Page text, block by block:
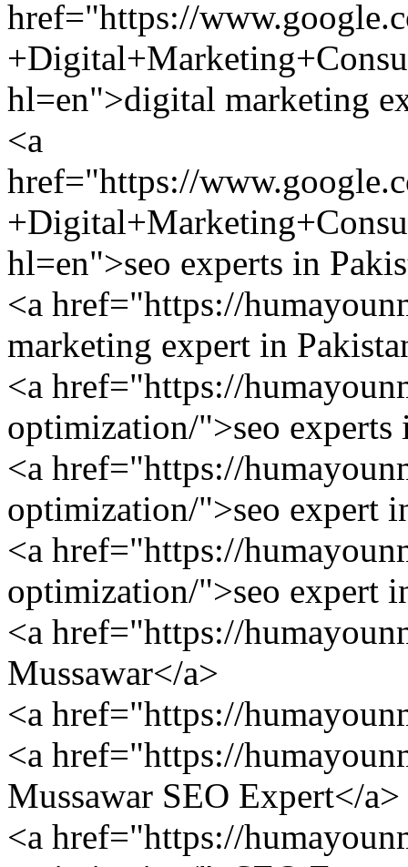
href="https://
hl=en">digital marketing
<a
href="https://
hl=en">seo experts in
<a href="https://
marketing expert in
<a href="https://
optimization/">seo experts
<a href="https://
optimization/">seo expert
<a href="https://
optimization/">seo expert
<a href="https://
Mussawar</a>
<a href="https://
<a href="https://
Mussawar SEO Expert</a>
<a href="https://